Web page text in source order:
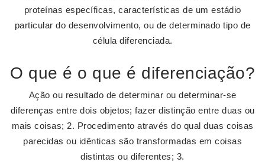
proteínas específicas, características de um estádio
particular do desenvolvimento, ou de determinado tipo de
célula diferenciada.
O que é o que é diferenciação?
Ação ou resultado de determinar ou determinar-se
diferenças entre dois objetos; fazer distinção entre duas ou
mais coisas; 2. Procedimento através do qual duas coisas
parecidas ou idênticas são transformadas em coisas
distintas ou diferentes; 3.